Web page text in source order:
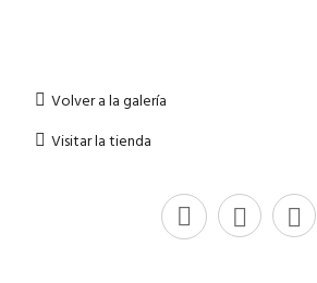
Volver a la galería
Visitar la tienda